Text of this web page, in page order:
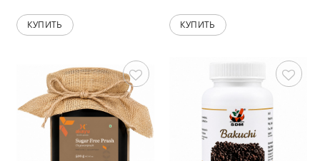
КУПИТЬ КУПИТЬ
Сохранить